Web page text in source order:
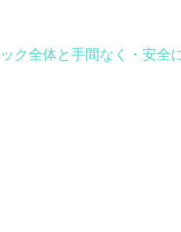
ク全体と手間なく・安全